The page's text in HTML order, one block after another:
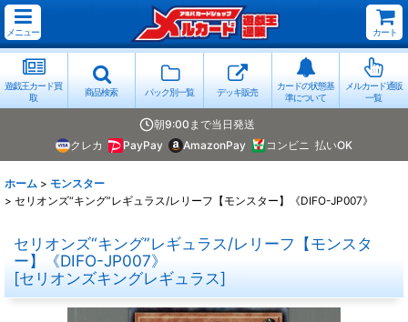
メニュー カート
遊戯王カード買
取
商品検索 パック別一覧 デッキ販売
カードの状態基
準について
メルカード通販
一覧
朝9:00まで当日発送
クレカ
PayPay AmazonPay コンビニ 払いOK
ホーム > モンスター
> セリオンズ“キング”レギュラス/レリーフ【モンスター】《DIFO-JP007》
セリオンズ“キング”レギュラス/レリーフ【モンスタ
ー】《DIFO-JP007》
[セリオンズキングレギュラス]